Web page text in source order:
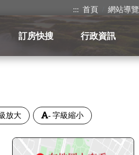
::: 首頁 網站導覽
訂房快搜 行政資訊
放大 - 字級縮小